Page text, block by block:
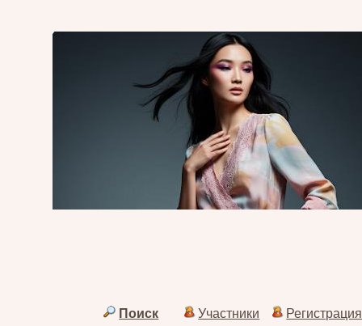
Поиск Участники Регистрация